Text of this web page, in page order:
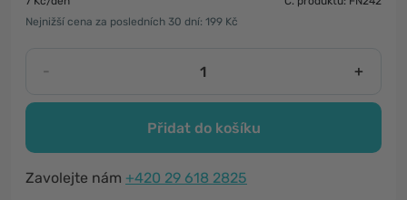
Nejnižší cena za posledních 30 dní: 199 Kč
- +
Přidat do košíku
Zavolejte nám +420 29 618 2825